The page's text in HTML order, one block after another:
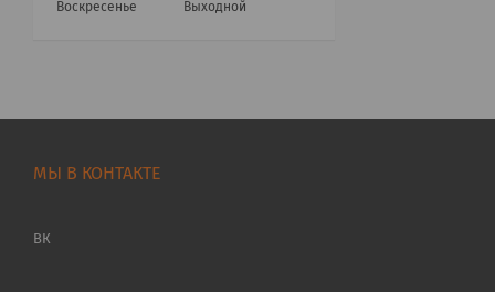
Воскресенье
Выходной
МЫ В КОНТАКТЕ
ВК